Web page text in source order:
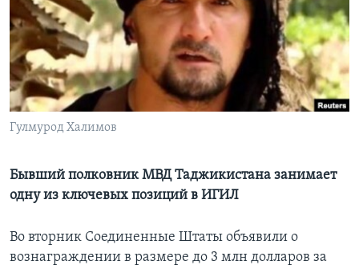
Learning English
СОЦИАЛЬНЫЕ СЕТИ
Гулмурoд Халимов
Бывший полковник МВД Таджикистана занимает
одну из ключевых позиций в ИГИЛ
Во вторник Соединенные Штаты объявили о
вознаграждении в размере до 3 млн долларов за